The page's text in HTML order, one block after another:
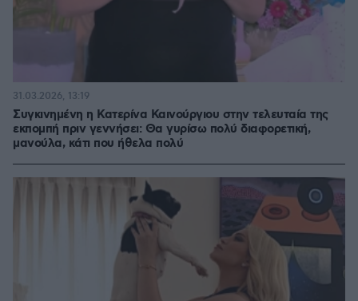
Συγκινημένη η Κατερίνα Καινούργιου στην τελευταία της
εκπομπή πριν γεννήσει: Θα γυρίσω πολύ διαφορετική,
μανούλα, κάτι που ήθελα πολύ
31.03.2026, 13:19